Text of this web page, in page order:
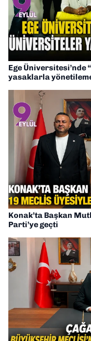
Ege
yasaklarla
Konak’ta Başkan
Parti’ye geçti